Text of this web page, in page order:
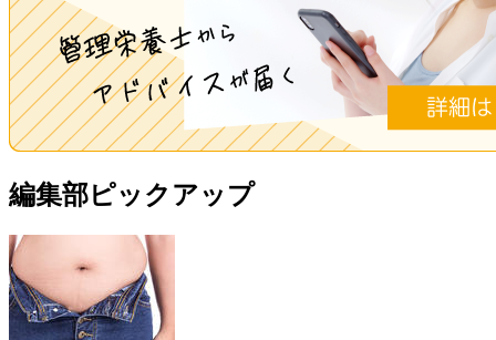
編集部ピックアップ